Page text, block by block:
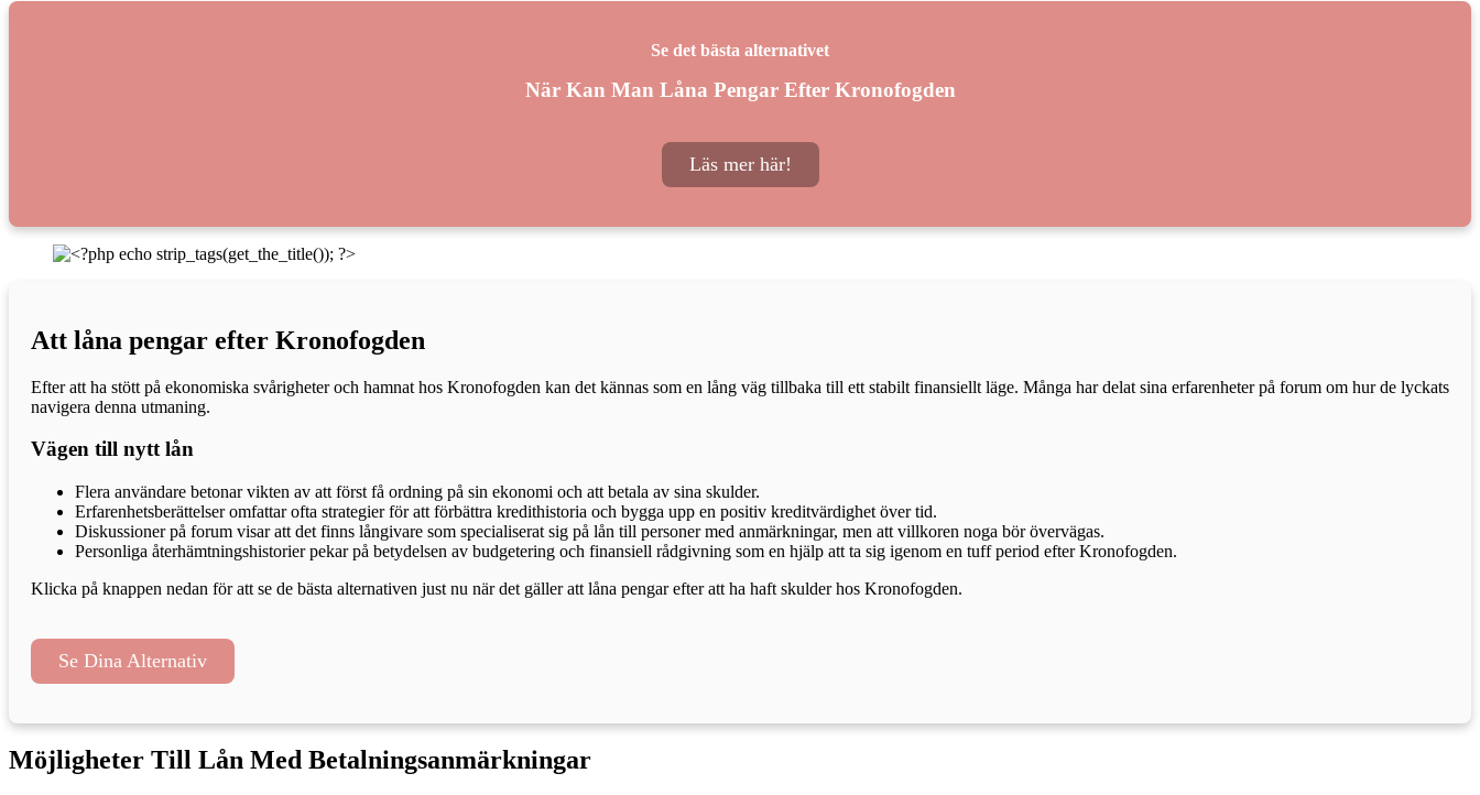
Se det bästa alternativet
När Kan Man Låna Pengar Efter Kronofogden
Läs mer här!
Att låna pengar efter Kronofogden
Efter att ha stött på ekonomiska svårigheter och hamnat hos Kronofogden kan det kännas som en lång väg tillbaka till ett stabilt finansiellt läge. Många har delat sina erfarenheter på forum om hur de lyckats
navigera denna utmaning.
Vägen till nytt lån
Flera användare betonar vikten av att först få ordning på sin ekonomi och att betala av sina skulder.
Erfarenhetsberättelser omfattar ofta strategier för att förbättra kredithistoria och bygga upp en positiv kreditvärdighet över tid.
Diskussioner på forum visar att det finns långivare som specialiserat sig på lån till personer med anmärkningar, men att villkoren noga bör övervägas.
Personliga återhämtningshistorier pekar på betydelsen av budgetering och finansiell rådgivning som en hjälp att ta sig igenom en tuff period efter Kronofogden.
Klicka på knappen nedan för att se de bästa alternativen just nu när det gäller att låna pengar efter att ha haft skulder hos Kronofogden.
Se Dina Alternativ
Möjligheter Till Lån Med Betalningsanmärkningar